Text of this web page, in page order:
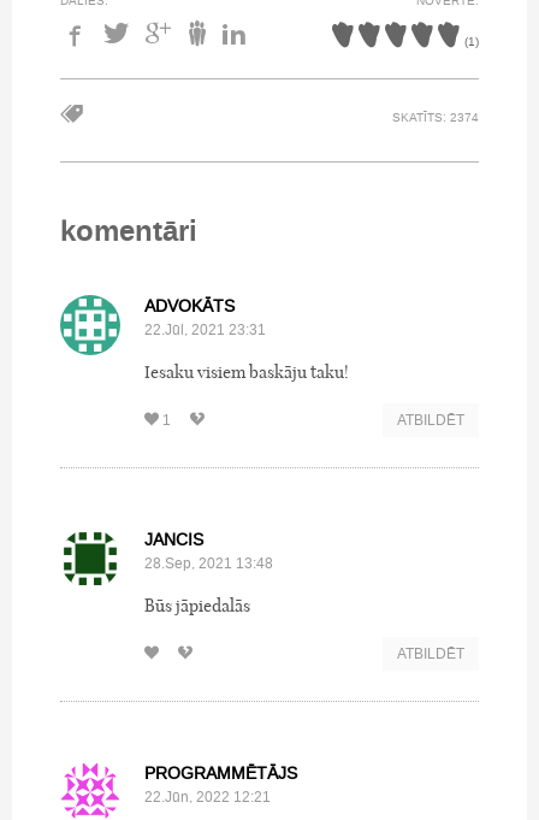
(1)
SKATĪTS: 2374
komentāri
ADVOKĀTS
22.Jūl, 2021 23:31
Iesaku visiem baskāju taku!
1 ATBILDĒT
JANCIS
28.Sep, 2021 13:48
Būs jāpiedalās
ATBILDĒT
PROGRAMMĒTĀJS
22.Jūn, 2022 12:21